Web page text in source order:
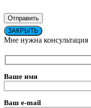
ЗАКРЫТЬ
Мне нужна консультация
Ваше имя
Ваш e-mail